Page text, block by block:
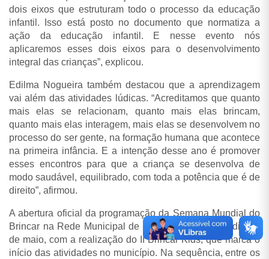
dois eixos que estruturam todo o processo da educação
infantil. Isso está posto no documento que normatiza a
ação da educação infantil. E nesse evento nós
aplicaremos esses dois eixos para o desenvolvimento
integral das crianças”, explicou.
Edilma Nogueira também destacou que a aprendizagem
vai além das atividades lúdicas. “Acreditamos que quanto
mais elas se relacionam, quanto mais elas brincam,
quanto mais elas interagem, mais elas se desenvolvem no
processo do ser gente, na formação humana que acontece
na primeira infância. E a intenção desse ano é promover
esses encontros para que a criança se desenvolva de
modo saudável, equilibrado, com toda a potência que é de
direito”, afirmou.
A abertura oficial da programação da Semana Mundial do
Brincar na Rede Municipal de Ensino acontece no dia 22
de maio, com a realização do II Brincar Kids, que marca o
início das atividades no município. Na sequência, entre os